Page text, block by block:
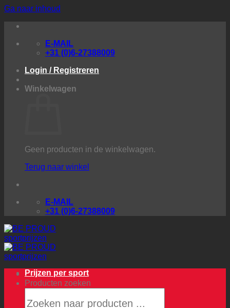
Ga naar inhoud
E-MAIL
+31 (0)6-27388009
Login / Registreren
Winkelwagen
Geen producten in de winkelwagen.
Terug naar winkel
E-MAIL
+31 (0)6-27388009
Producten zoeken
Prijzen per sport